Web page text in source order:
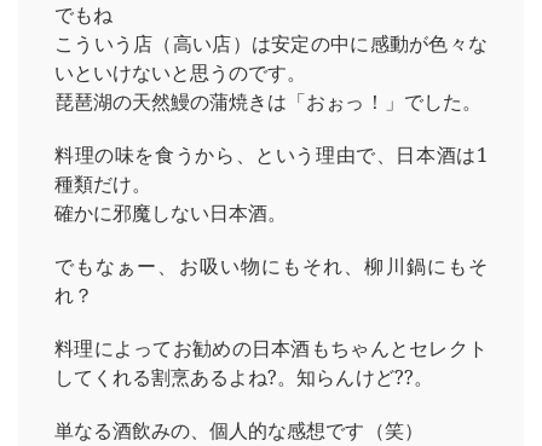
でもね
こういう店（高い店）は安定の中に感動が色々な
いといけないと思うのです。
琵琶湖の天然鰻の蒲焼きは「おぉっ！」でした。
料理の味を食うから、という理由で、日本酒は1
種類だけ。
確かに邪魔しない日本酒。
でもなぁー、お吸い物にもそれ、柳川鍋にもそ
れ？
料理によってお勧めの日本酒もちゃんとセレクト
してくれる割烹あるよね?。知らんけど??。
単なる酒飲みの、個人的な感想です（笑）